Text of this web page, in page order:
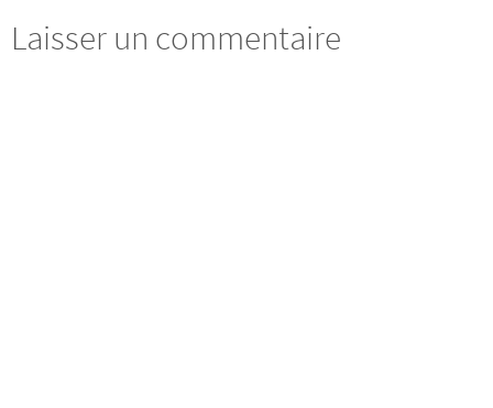
Laisser un commentaire